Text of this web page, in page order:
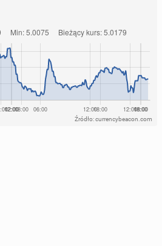
Źródło: currencybeacon.com